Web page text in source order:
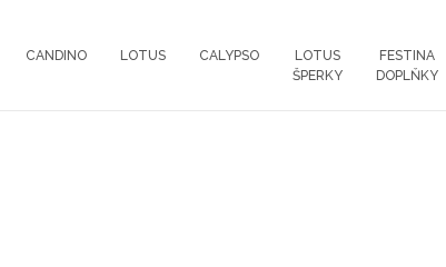
CANDINO LOTUS CALYPSO
LOTUS
ŠPERKY
FESTINA
DOPLŇKY